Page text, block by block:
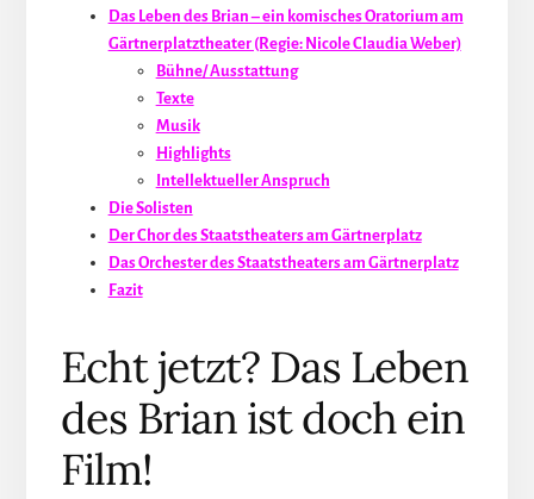
Das Leben des Brian – ein komisches Oratorium am
Gärtnerplatztheater (Regie: Nicole Claudia Weber)
Bühne/ Ausstattung
Texte
Musik
Highlights
Intellektueller Anspruch
Die Solisten
Der Chor des Staatstheaters am Gärtnerplatz
Das Orchester des Staatstheaters am Gärtnerplatz
Fazit
Echt jetzt? Das Leben
des Brian ist doch ein
Film!